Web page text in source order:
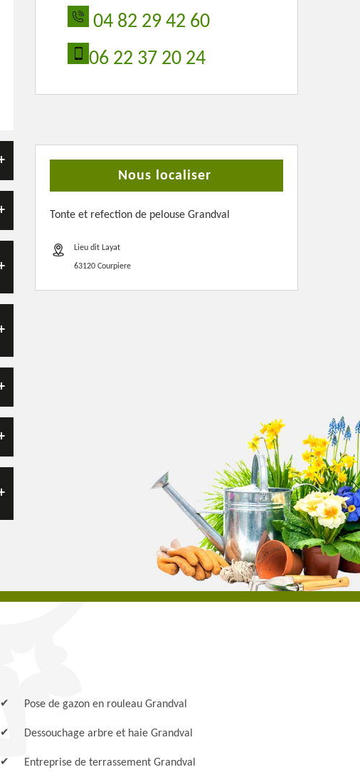
04 82 29 42 60
06 22 37 20 24
Nous localiser
Tonte et refection de pelouse Grandval
Lieu dit Layat
63120 Courpiere
Pose de gazon en rouleau Grandval
Dessouchage arbre et haie Grandval
Entreprise de terrassement Grandval